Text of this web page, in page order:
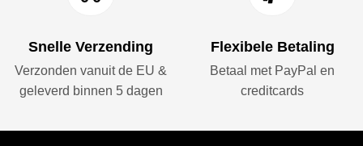
Snelle Verzending
Verzonden vanuit de EU &
geleverd binnen 5 dagen
Flexibele Betaling
Betaal met PayPal en
creditcards